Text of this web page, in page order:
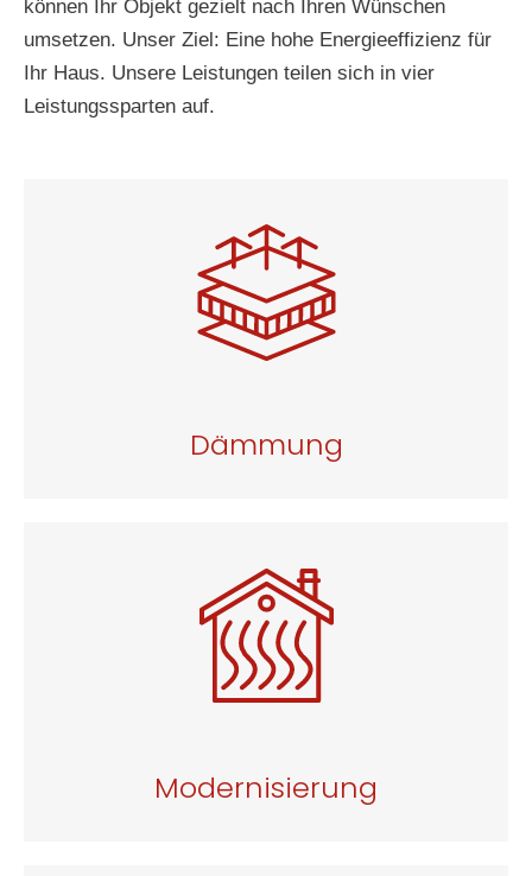
können Ihr Objekt gezielt nach Ihren Wünschen
umsetzen. Unser Ziel: Eine hohe Energieeffizienz für
Ihr Haus. Unsere Leistungen teilen sich in vier
Leistungssparten auf.
Dämmung
Modernisierung